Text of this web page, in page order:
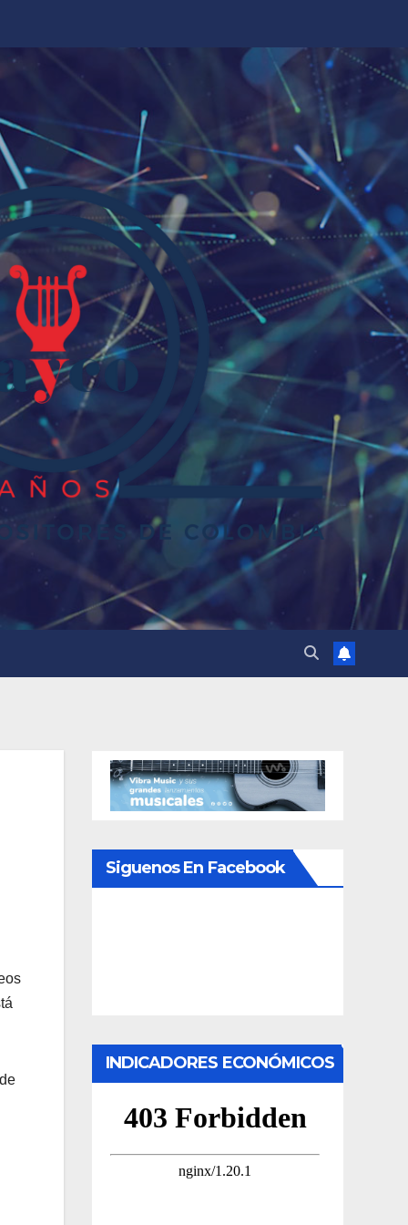
Siguenos En Facebook
INDICADORES ECONÓMICOS